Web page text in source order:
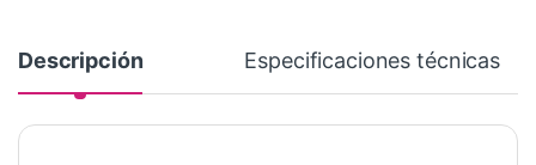
Descripción Especificaciones técnicas